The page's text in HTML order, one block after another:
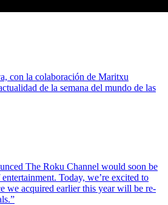
con la colaboración de Maritxu
de la semana del mundo de las
The Roku Channel would soon be
Today, we’re excited to
we acquired earlier this year will be re-